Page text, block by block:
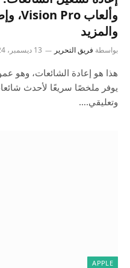
والمزيد
بواسطة فريق التحرير 13 ديسمبر، 2024
وتعليقي.…
APPLE